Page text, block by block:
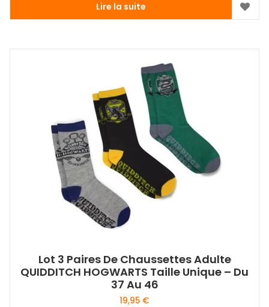
Lire la suite
Lot 3 Paires De Chaussettes Adulte
QUIDDITCH HOGWARTS Taille Unique – Du
37 Au 46
19,95 €